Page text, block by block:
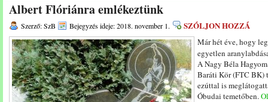
Albert Flóriánra emlékeztünk
Szerző: SzB Bejegyzés ideje: 2018. november 1. SZÓLJON HOZZÁ
Már hét éve, hogy
egyetlen
A Nagy Béla
Baráti Kör (FTC BK)
ezúttal is
Óbudai temetőben.